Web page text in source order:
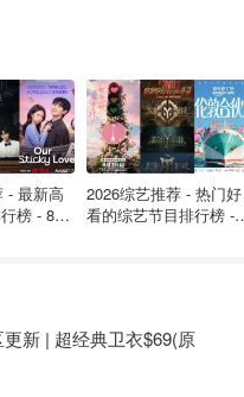
的中国孩子。在功夫学校
，我觉得自己更正常了。
几乎不识字。在小学，
文盲。
地方找不到的东西。
- 最新高
榜 - 8月
2026综艺推荐 - 热门好
看的综艺节目排行榜 -
新 | 超经典卫衣$69(原